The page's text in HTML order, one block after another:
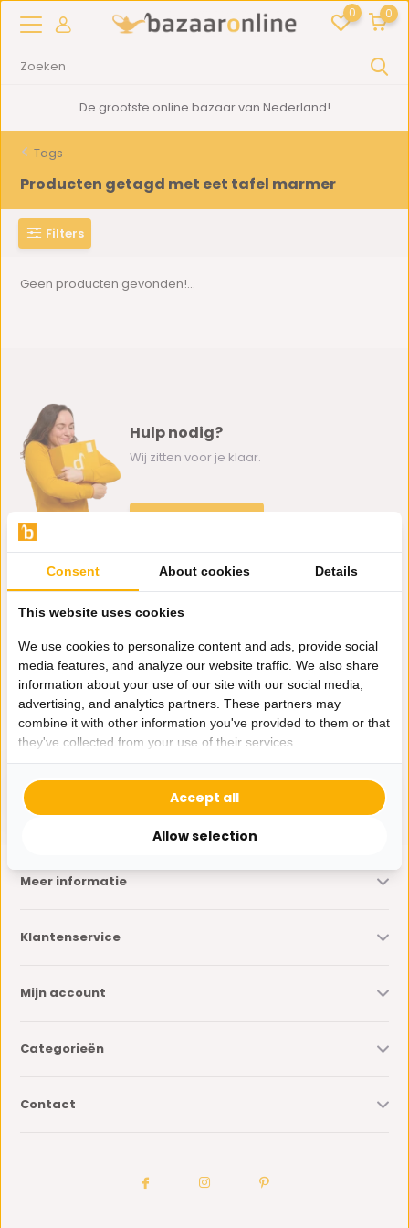
0 0
De grootste online bazaar van Nederland!
Tags
Producten getagd met eet tafel marmer
Filters
Geen producten gevonden!...
Hulp nodig?
Wij zitten voor je klaar.
klantenservice@bazaaronline.nl
Ontvang de nieuwste aanbiedingen en promoties. We zullen
je niet spammen, beloofd.
* Lees hier de wettelijke beperkingen
Meer informatie
Klantenservice
Mijn account
Categorieën
Contact
Consent About cookies Details
This website uses cookies
We use cookies to personalize content and ads, provide social
media features, and analyze our website traffic. We also share
information about your use of our site with our social media,
advertising, and analytics partners. These partners may
combine it with other information you've provided to them or that
they've collected from your use of their services.
Allow selection
Accept all